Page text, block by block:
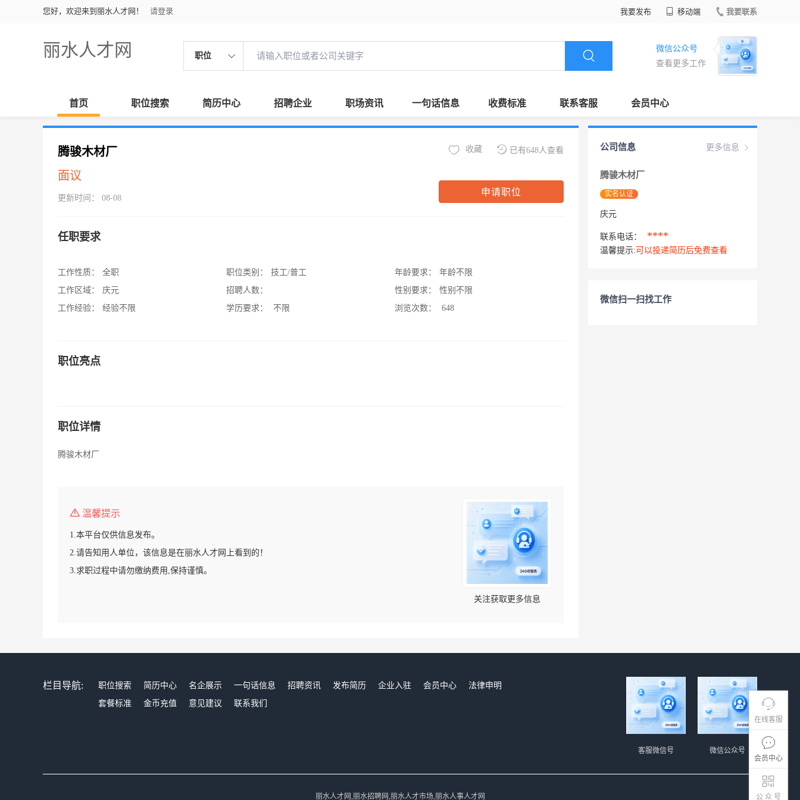
您好，欢迎来到丽水人才网！ 请登录 我要发布 移动端 我要联系
丽水人才网 职位
微信公众号
查看更多工作
首页 职位搜索 简历中心 招聘企业 职场资讯 一句话信息 收费标准 联系客服 会员中心
在线客服
会员中心
公 众 号
腾骏木材厂
面议
更新时间： 08-08
已有648人查看
收藏
申请职位
任职要求
工作性质：
全职
工作区域：
庆元
工作经验：
经验不限
职位类别：
技工/普工
招聘人数：
学历要求：
不限
年龄要求：
年龄不限
性别要求：
性别不限
浏览次数：
648
职位亮点
职位详情
腾骏木材厂
温馨提示
1.本平台仅供信息发布。
2.请告知用人单位，该信息是在丽水人才网上看到的！
3.求职过程中请勿缴纳费用,保持谨慎。
关注获取更多信息
更多信息
公司信息
腾骏木材厂
实名认证
庆元
联系电话： ****
温馨提示: 可以投递简历后免费查看
微信扫一扫找工作
栏目导航: 职位搜索 简历中心 名企展示 一句话信息 招聘资讯 发布简历 企业入驻 会员中心
法律申明
套餐标准
金币充值 意见建议 联系我们
微信公众号
客服微信号
丽水人才网,丽水招聘网,丽水人才市场,丽水人事人才网